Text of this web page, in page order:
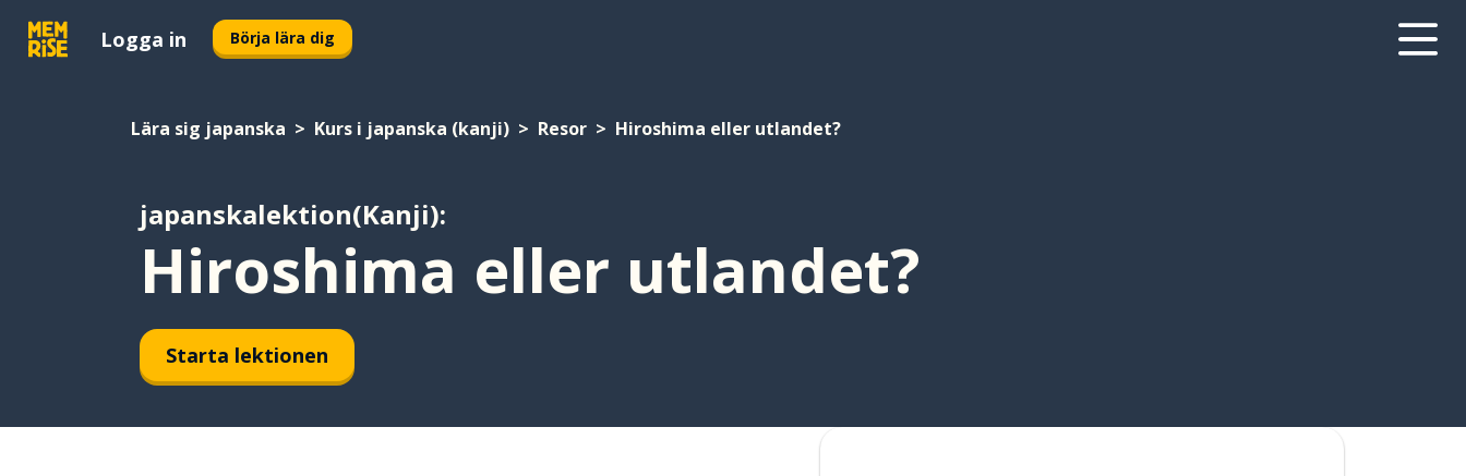
Logga in Börja lära dig
Lära sig japanska Kurs i japanska (kanji) Resor Hiroshima eller utlandet?
japanskalektion(Kanji):
Hiroshima eller utlandet?
Starta lektionen